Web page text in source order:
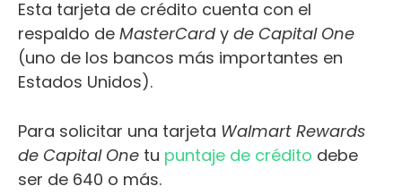
Esta tarjeta de crédito cuenta con el
respaldo de MasterCardy de Capital One
(uno de los bancos más importantes en
Estados Unidos).
Para solicitar una tarjeta Walmart Rewards
de Capital One tu puntaje de crédito debe
ser de 640 o más.